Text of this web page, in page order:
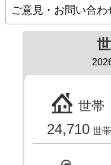
ご意見・お問い合わ
世帯
24,710 世帯